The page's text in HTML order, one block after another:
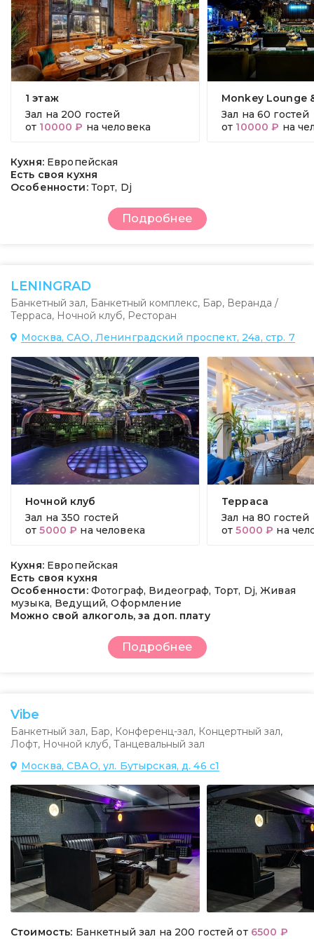
1 этаж
Зал на 200 гостей
от 10000 ₽ на человека
Monkey Lounge
Зал на 60 гостей
от 10000 ₽ на
Кухня: Европейская
Есть своя кухня
Особенности: Торт, Dj
Подробнее
LENINGRAD
Банкетный зал, Банкетный комплекс, Бар, Веранда /
Терраса, Ночной клуб, Ресторан
Москва, САО, Ленинградский проспект, 24а, стр. 7
Ночной клуб
Зал на 350 гостей
от5000 ₽ на человека
Терраса
Зал на 80 гостей
от5000 ₽ на
Кухня: Европейская
Есть своя кухня
Особенности: Фотограф, Видеограф, Торт, Dj, Живая
музыка, Ведущий, Оформление
Можно свой алкоголь, за доп. плату
Подробнее
Vibe
Банкетный зал, Бар, Конференц-зал, Концертный зал,
Лофт, Ночной клуб, Танцевальный зал
Москва, СВАО, ул. Бутырская, д. 46 с1
Стоимость: Банкетный зал на 200 гостей от 6500 ₽